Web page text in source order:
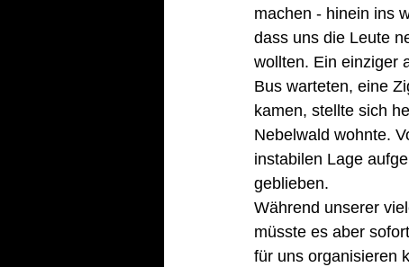
machen - hinein ins
dass uns die Leute
wollten. Ein einziger
Bus warteten, eine
kamen, stellte sich
Nebelwald wohnte.
instabilen Lage
geblieben.
Während unserer
müsste es aber
für uns organisieren